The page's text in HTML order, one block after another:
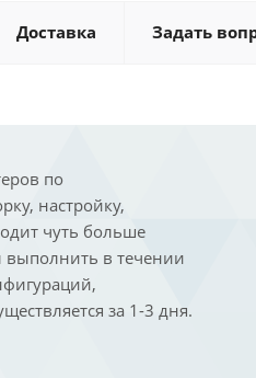
Доставка Задать
по
настройку,
чуть больше
выполнить в течении
за 1-3 дня.